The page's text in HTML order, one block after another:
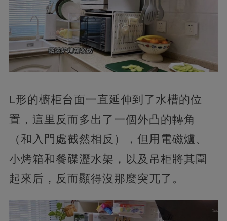
L形的櫥柜台面一直延伸到了水槽的位
置，這里反而多出了一個外凸的轉角
（和入門處截然相反），但用電磁爐、
小烤箱和餐碟瀝水架，以及吊柜將其圍
起來后，反而顯得沒那麼突兀了。